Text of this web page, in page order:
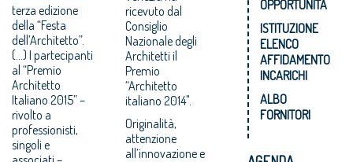
terza edizione
della “Festa
dell’Architetto”.
(...) I partecipanti
al “Premio
Architetto
Italiano 2015” –
rivolto a
professionisti,
singoli e
ricevuto dal
Consiglio
Nazionale degli
Architetti il
Premio
“Architetto
italiano 2014".
Originalità,
attenzione
all’innovazione e
OPPORTUNITÀ
ISTITUZIONE
ELENCO
AFFIDAMENTO
INCARICHI
ALBO
FORNITORI